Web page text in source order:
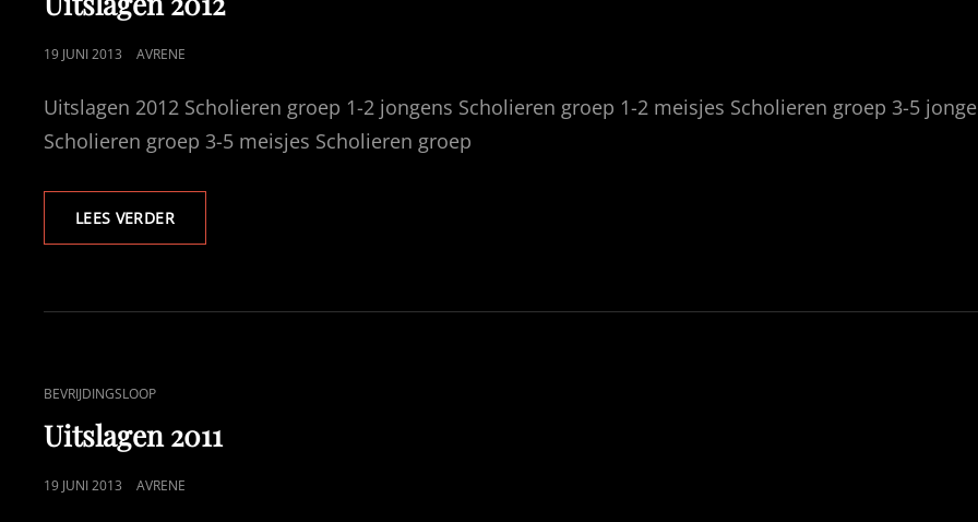
GEPUBLICEERD
19 JUNI 2013 AVRENE
Uitslagen 2012 Scholieren groep 1-2 jongens Scholieren groep 1-2 meisjes Scholieren groep 3-5
Scholieren groep 3-5 meisjes Scholieren groep
LEES VERDERUITSLAGEN
2012
CAT
LINKS
BEVRIJDINGSLOOP
Uitslagen 2011
GEPUBLICEERD
19 JUNI 2013 AVRENE